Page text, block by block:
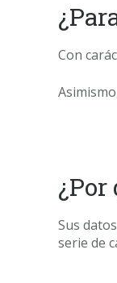
Con
Sus
serie de